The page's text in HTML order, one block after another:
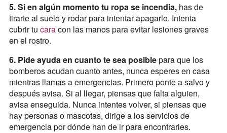
5. Si en algún momento tu ropa se incendia,has de
tirarte al suelo y rodar para intentar apagarlo. Intenta
cubrir tu caracon las manos para evitar lesiones graves
en el rostro.
6. Pide ayuda en cuanto te sea posiblepara que los
bomberos acudan cuanto antes, nunca esperes en casa
mientras llamas a emergencias. Primero ponte a salvo y
después avisa. Si al llegar, piensas que falta alguien,
avisa enseguida. Nunca intentes volver, si piensas que
hay personas o mascotas, dirige a los servicios de
emergencia por dónde han de ir para encontrarles.